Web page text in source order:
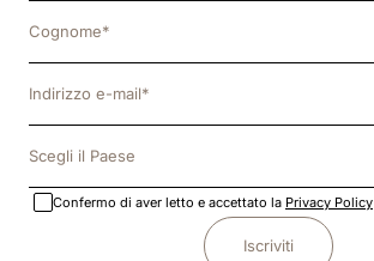
Scegli il Paese
Confermo di aver letto e accettato la Privacy Policy
Iscriviti